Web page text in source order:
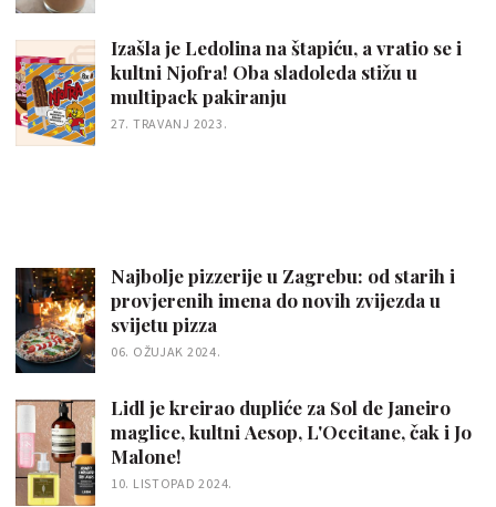
Izašla je Ledolina na štapiću, a vratio se i
kultni Njofra! Oba sladoleda stižu u
multipack pakiranju
27. TRAVANJ 2023.
Najbolje pizzerije u Zagrebu: od starih i
provjerenih imena do novih zvijezda u
svijetu pizza
06. OŽUJAK 2024.
Lidl je kreirao dupliće za Sol de Janeiro
maglice, kultni Aesop, L'Occitane, čak i Jo
Malone!
10. LISTOPAD 2024.